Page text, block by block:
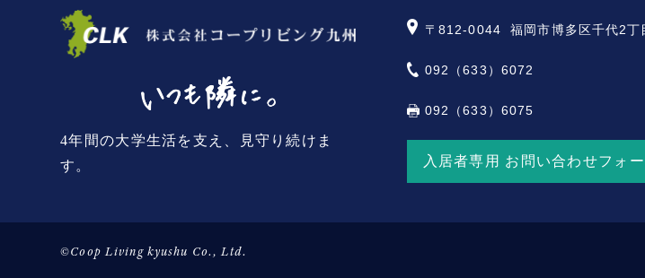
（1）ユーザーにお知らせや連絡をするためにメールアドレスを利用する場合や
名や住所などの連絡先情報を利用する目的
（2）ユーザーが簡便にデータを入力できるようにするために、当社に登録され
て他のサービスなど（提携先が提供するものも含みます）に転送したりする目的
（3）ユーザーからのお問い合わせに対応するために、お問い合わせに関する情
となる情報や、ユーザーのサービス利用状況、連絡先情報などを利用する目的
保護法その他の法令で認められる場合を除きます。
4年間の大学生活を支え、見守り続けま
す。
〒812-0044 福岡市博多区千代2
092（633）6072
092（633）6075
入居者専用 お問い合わせフォー
©Coop Living kyushu Co., Ltd.